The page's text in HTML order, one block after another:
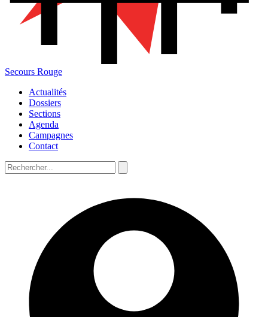
Secours Rouge
Actualités
Dossiers
Sections
Agenda
Campagnes
Contact